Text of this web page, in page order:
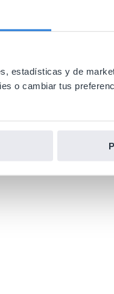
estadísticas y de
o cambiar tus